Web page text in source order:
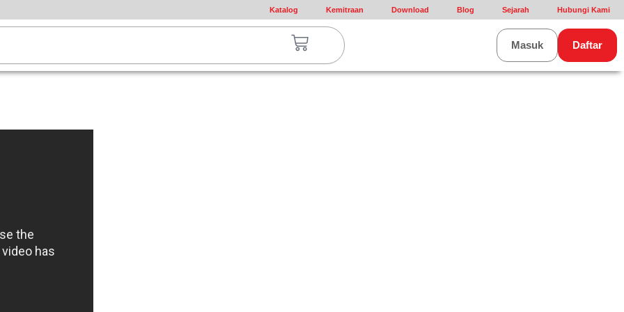
Katalog Kemitraan Download Blog Sejarah Hubungi Kami
Cart Daftar
Masuk